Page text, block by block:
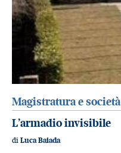
Magistratura e società
L’armadio invisibile
di Luca Baiada